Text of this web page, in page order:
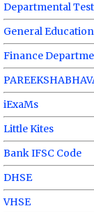
Departmental
General
Finance
iExaMs
Little Kites
Bank IFSC Code
DHSE
VHSE